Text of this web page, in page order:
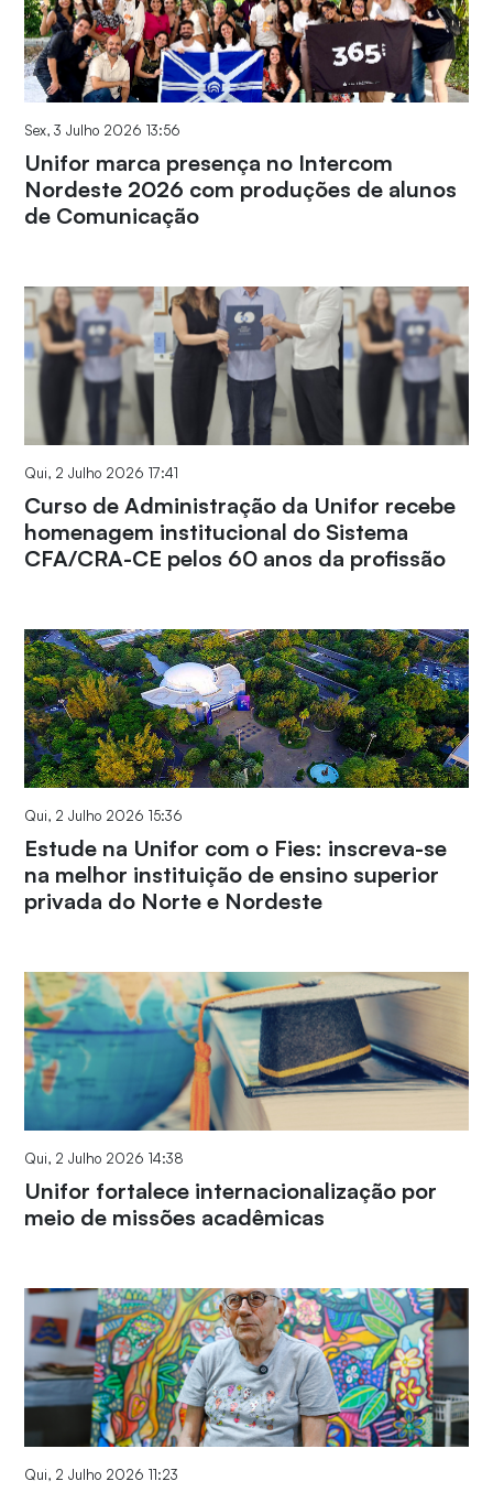
Sex, 3 Julho 2026 13:56
Unifor marca presença no Intercom
Nordeste 2026 com produções de alunos
de Comunicação
Qui, 2 Julho 2026 17:41
Curso de Administração da Unifor recebe
homenagem institucional do Sistema
CFA/CRA-CE pelos 60 anos da profissão
Qui, 2 Julho 2026 15:36
Estude na Unifor com o Fies: inscreva-se
na melhor instituição de ensino superior
privada do Norte e Nordeste
Qui, 2 Julho 2026 14:38
Unifor fortalece internacionalização por
meio de missões acadêmicas
Qui, 2 Julho 2026 11:23